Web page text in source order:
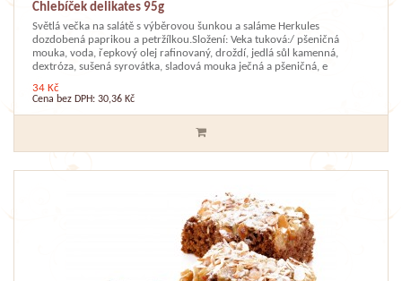
Chlebíček delikates 95g
Světlá večka na salátě s výběrovou šunkou a saláme Herkules
dozdobená paprikou a petržílkou.Složení: Veka tuková:/ pšeničná
mouka, voda, řepkový olej rafinovaný, droždí, jedlá sůl kamenná,
dextróza, sušená syrovátka, sladová mouka ječná a pšeničná, e
34 Kč
Cena bez DPH: 30,36 Kč